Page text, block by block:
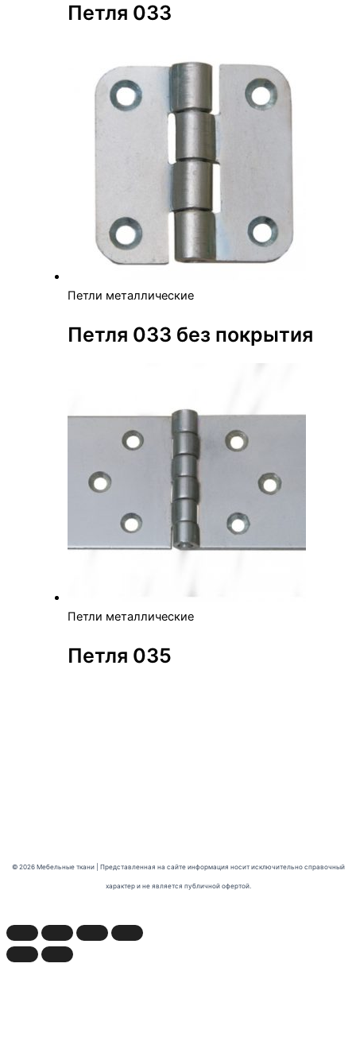
Петля 033
Петли металлические
Петля 033 без покрытия
Петли металлические
Петля 035
© 2026 Мебельные ткани | Представленная на сайте информация носит исключительно справочный
характер и не является публичной офертой.